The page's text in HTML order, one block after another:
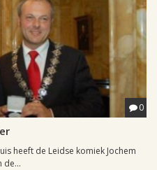
0
heeft de Leidse komiek Jochem
de...